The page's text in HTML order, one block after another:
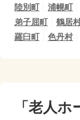
陸別町
浦幌町
弟子屈町
鶴居
羅臼町
色丹村
「老人